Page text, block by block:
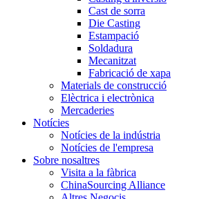
Cast de sorra
Die Casting
Estampació
Soldadura
Mecanitzat
Fabricació de xapa
Materials de construcció
Elèctrica i electrònica
Mercaderies
Notícies
Notícies de la indústria
Notícies de l'empresa
Sobre nosaltres
Visita a la fàbrica
ChinaSourcing Alliance